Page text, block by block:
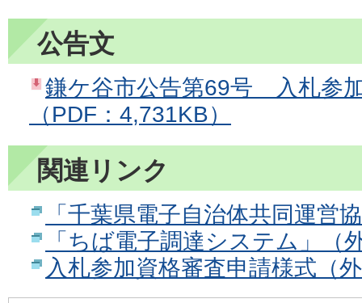
公告文
鎌ケ谷市公告第69号 入札参
（PDF：4,731KB）
関連リンク
「千葉県電子自治体共同運営
「ちば電子調達システム」（
入札参加資格審査申請様式（